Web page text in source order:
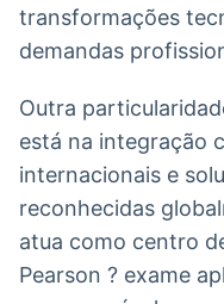
transformações
demandas
Outra
está na integração
internacionais e
reconhecidas
atua como centro
Pearson ? exame